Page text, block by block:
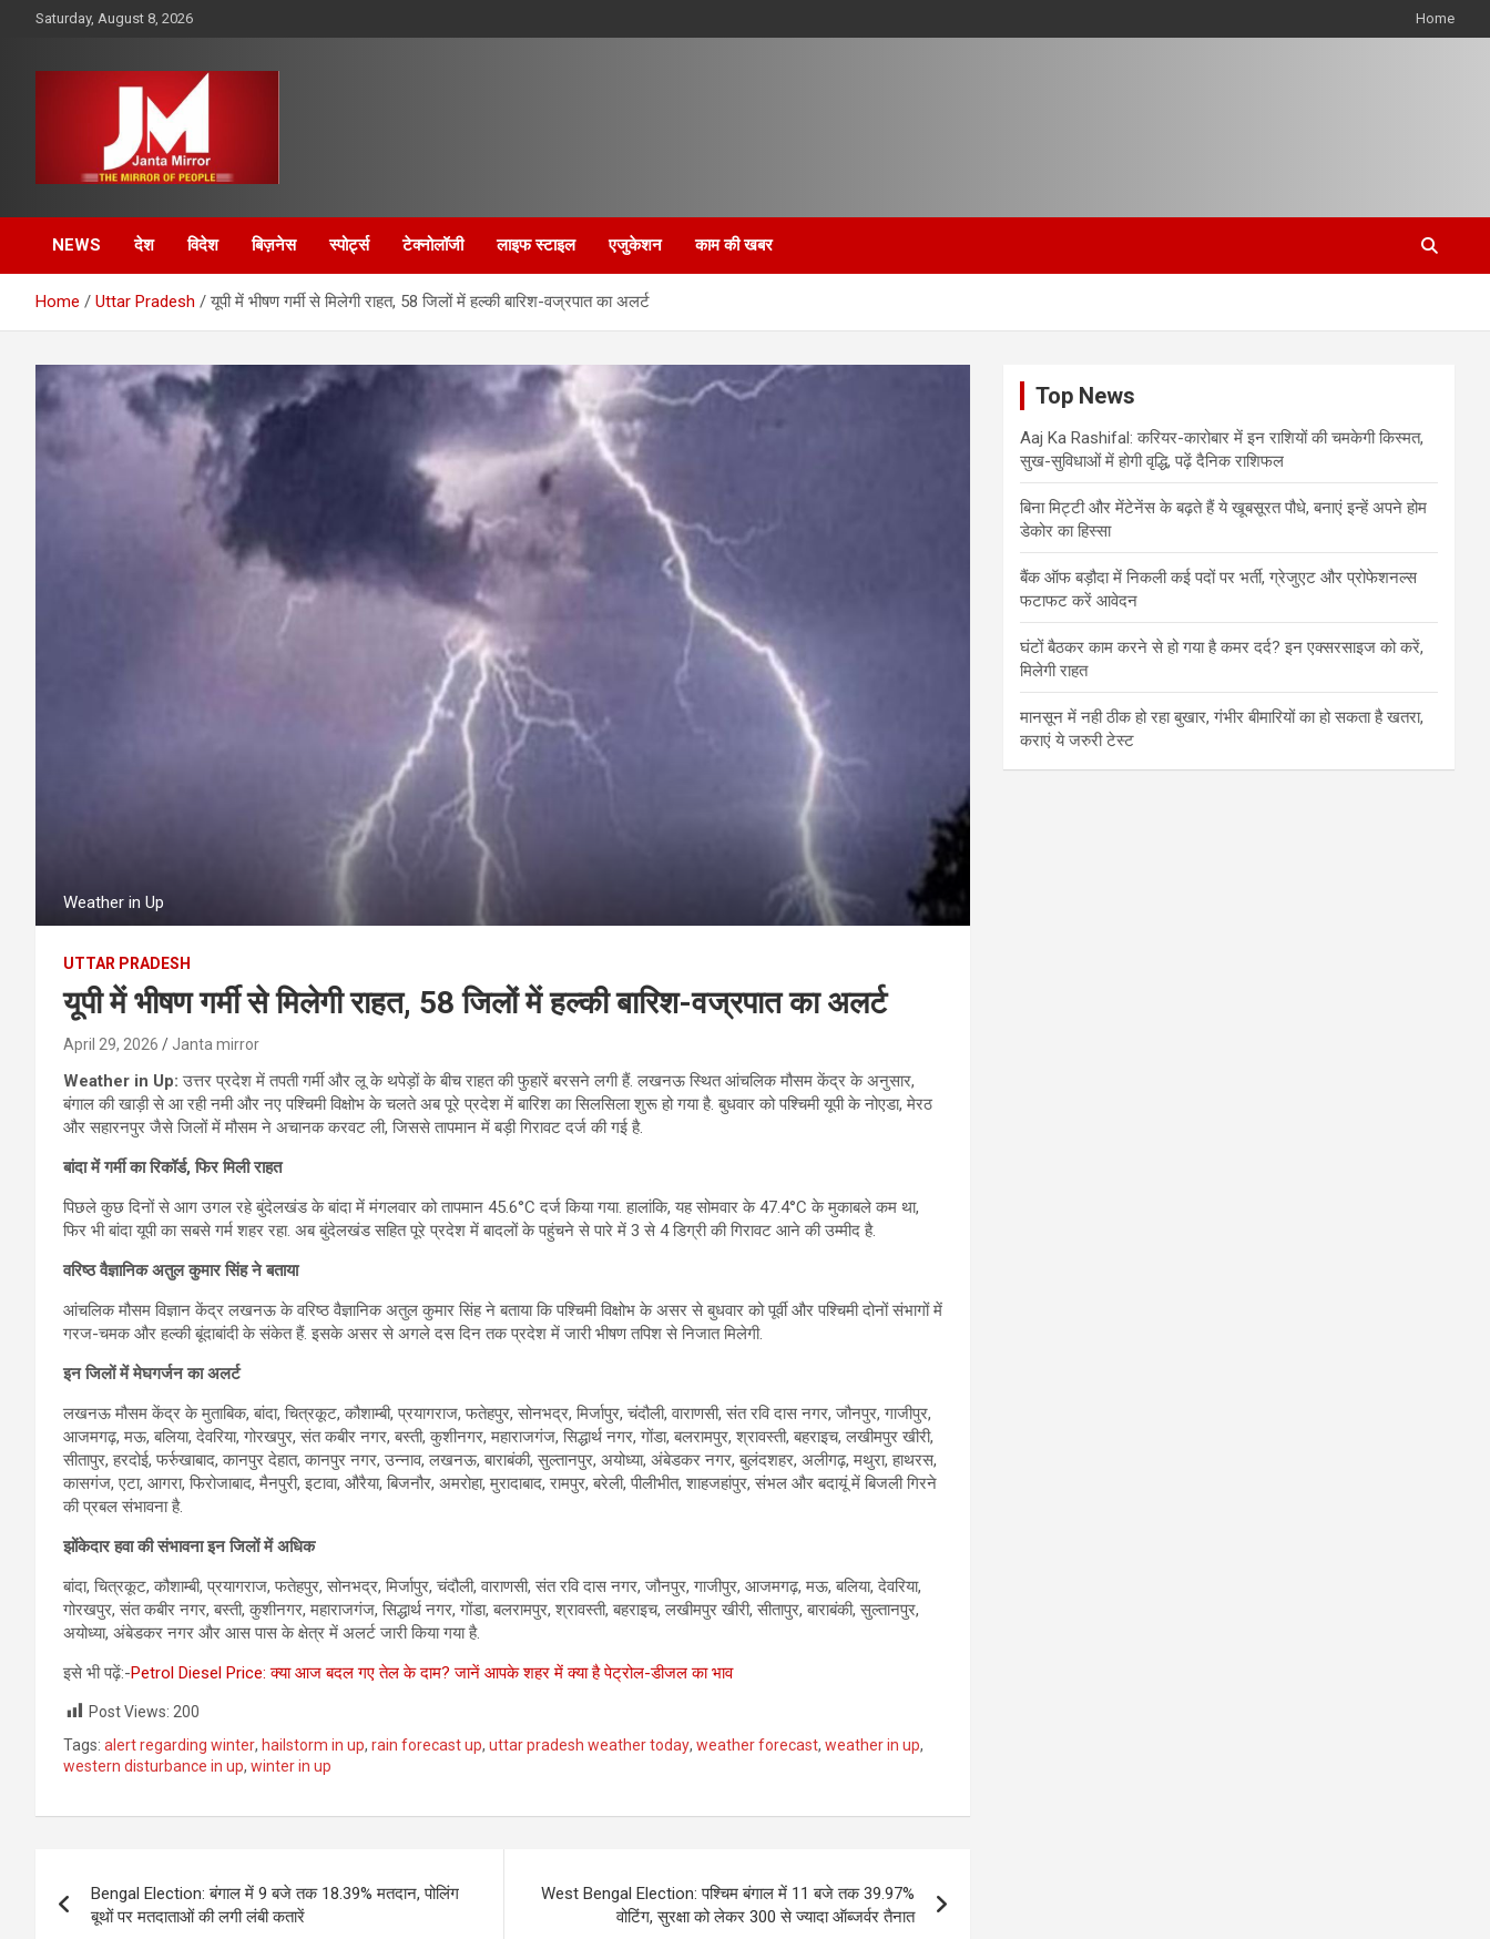
Saturday, August 8, 2026 Home
Janta Mirror
NEWS देश विदेश बिज़नेस स्पोर्ट्स टेक्नोलॉजी लाइफ स्टाइल एजुकेशन काम की खबर
Home Uttar Pradesh यूपी में भीषण गर्मी से मिलेगी राहत, 58 जिलों में हल्की बारिश-वज्रपात का अलर्ट
Weather in Up
UTTAR PRADESH
यूपी में भीषण गर्मी से मिलेगी राहत, 58 जिलों में हल्की बारिश-वज्रपात का अलर्ट
April 29, 2026 Janta mirror
Weather in Up:उत्तर प्रदेश में तपती गर्मी और लू के थपेड़ों के बीच राहत की फुहारें बरसने लगी हैं. लखनऊ स्थित आंचलिक मौसम केंद्र के अनुसार,
बंगाल की खाड़ी से आ रही नमी और नए पश्चिमी विक्षोभ के चलते अब पूरे प्रदेश में बारिश का सिलसिला शुरू हो गया है. बुधवार को पश्चिमी यूपी के नोएडा, मेरठ
और सहारनपुर जैसे जिलों में मौसम ने अचानक करवट ली, जिससे तापमान में बड़ी गिरावट दर्ज की गई है.
बांदा में गर्मी का रिकॉर्ड,फिर मिली राहत
पिछले कुछ दिनों से आग उगल रहे बुंदेलखंड के बांदा में मंगलवार को तापमान 45.6°C दर्ज किया गया. हालांकि, यह सोमवार के 47.4°C के मुकाबले कम था,
फिर भी बांदा यूपी का सबसे गर्म शहर रहा. अब बुंदेलखंड सहित पूरे प्रदेश में बादलों के पहुंचने से पारे में 3 से 4 डिग्री की गिरावट आने की उम्मीद है.
वरिष्ठ वैज्ञानिक अतुल कुमार सिंह ने बताया
आंचलिक मौसम विज्ञान केंद्र लखनऊ के वरिष्ठ वैज्ञानिक अतुल कुमार सिंह ने बताया कि पश्चिमी विक्षोभ के असर से बुधवार को पूर्वी और पश्चिमी दोनों संभागों में
गरज-चमक और हल्की बूंदाबांदी के संकेत हैं. इसके असर से अगले दस दिन तक प्रदेश में जारी भीषण तपिश से निजात मिलेगी.
इन जिलों में मेघगर्जन का अलर्ट
लखनऊ मौसम केंद्र के मुताबिक, बांदा, चित्रकूट, कौशाम्बी, प्रयागराज, फतेहपुर, सोनभद्र, मिर्जापुर, चंदौली, वाराणसी, संत रवि दास नगर, जौनपुर, गाजीपुर,
आजमगढ़, मऊ, बलिया, देवरिया, गोरखपुर, संत कबीर नगर, बस्ती, कुशीनगर, महाराजगंज, सिद्धार्थ नगर, गोंडा, बलरामपुर, श्रावस्ती, बहराइच, लखीमपुर खीरी,
सीतापुर, हरदोई, फर्रुखाबाद, कानपुर देहात, कानपुर नगर, उन्नाव, लखनऊ, बाराबंकी, सुल्तानपुर, अयोध्या, अंबेडकर नगर, बुलंदशहर, अलीगढ़, मथुरा, हाथरस,
कासगंज, एटा, आगरा, फिरोजाबाद, मैनपुरी, इटावा, औरैया, बिजनौर, अमरोहा, मुरादाबाद, रामपुर, बरेली, पीलीभीत, शाहजहांपुर, संभल और बदायूं में बिजली गिरने
की प्रबल संभावना है.
झोंकेदार हवा की संभावना इन जिलों में अधिक
बांदा, चित्रकूट, कौशाम्बी, प्रयागराज, फतेहपुर, सोनभद्र, मिर्जापुर, चंदौली, वाराणसी, संत रवि दास नगर, जौनपुर, गाजीपुर, आजमगढ़, मऊ, बलिया, देवरिया,
गोरखपुर, संत कबीर नगर, बस्ती, कुशीनगर, महाराजगंज, सिद्धार्थ नगर, गोंडा, बलरामपुर, श्रावस्ती, बहराइच, लखीमपुर खीरी, सीतापुर, बाराबंकी, सुल्तानपुर,
अयोध्या, अंबेडकर नगर और आस पास के क्षेत्र में अलर्ट जारी किया गया है.
इसे भी पढ़ें:-Petrol Diesel Price: क्या आज बदल गए तेल के दाम? जानें आपके शहर में क्‍या है पेट्रोल-डीजल का भाव
Post Views: 200
Tags: alert regarding winter, hailstorm in up, rain forecast up, uttar pradesh weather today, weather forecast, weather in up,
western disturbance in up, winter in up
navigation
Bengal Election: बंगाल में 9 बजे तक 18.39% मतदान, पोलिंग
बूथों पर मतदाताओं की लगी लंबी कतारें
West Bengal Election: पश्चिम बंगाल में 11 बजे तक 39.97%
वोटिंग, सुरक्षा को लेकर 300 से ज्यादा ऑब्जर्वर तैनात
Top News
Aaj Ka Rashifal: करियर-कारोबार में इन राशियों की चमकेगी किस्मत,
सुख-सुविधाओं में होगी वृद्धि, पढ़ें दैनिक राशिफल
बिना मिट्टी और मेंटेनेंस के बढ़ते हैं ये खूबसूरत पौधे, बनाएं इन्‍हें अपने होम
डेकोर का हिस्‍सा
बैंक ऑफ बड़ौदा में निकली कई पदों पर भर्ती, ग्रेजुएट और प्रोफेशनल्स
फटाफट करें आवेदन
घंटों बैठकर काम करने से हो गया है कमर दर्द? इन एक्सरसाइज को करें,
मिलेगी राहत
मानसून में नही ठीक हो रहा बुखार, गंभीर बीमारियों का हो सकता है खतरा,
कराएं ये जरुरी टेस्ट